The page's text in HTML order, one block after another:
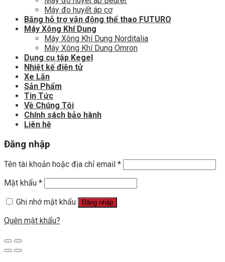
Máy đo huyết áp cơ
Băng hỗ trợ vận động thể thao FUTURO
Máy Xông Khí Dung
Máy Xông Khí Dung Norditalia
Máy Xông Khí Dung Omron
Dụng cụ tập Kegel
Nhiệt kế điện tử
Xe Lăn
Sản Phẩm
Tin Tức
Về Chúng Tôi
Chính sách bảo hành
Liên hệ
Đăng nhập
Tên tài khoản hoặc địa chỉ email *
Mật khẩu *
Ghi nhớ mật khẩu
Đăng nhập
Quên mật khẩu?